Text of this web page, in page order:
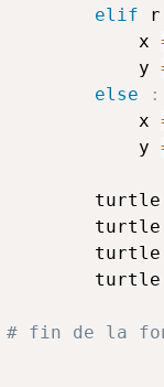
elif r
            x
            y
else
:
            x
            y
        turtle
        turtle
        turtle
        turtle
# fin de la